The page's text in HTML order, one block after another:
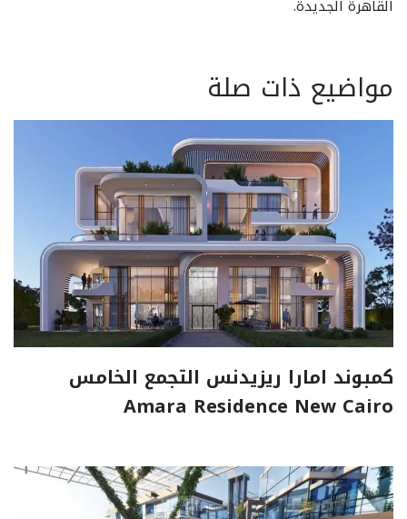
القاهرة الجديدة.
مواضيع ذات صلة
كمبوند امارا ريزيدنس التجمع الخامس
Amara Residence New Cairo